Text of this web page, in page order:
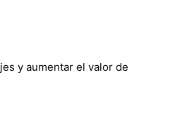
y aumentar el valor de